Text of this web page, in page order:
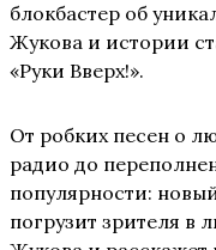
блокбастер об
Жукова и истории
«Руки Вверх!».
От робких песен о
радио до
популярности:
погрузит зрителя в